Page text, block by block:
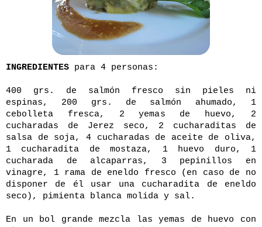
INGREDIENTES para 4 personas:
400 grs. de salmón fresco sin pieles ni
espinas, 200 grs. de salmón ahumado, 1
cebolleta fresca, 2 yemas de huevo, 2
cucharadas de Jerez seco, 2 cucharaditas de
salsa de soja, 4 cucharadas de aceite de oliva,
1 cucharadita de mostaza, 1 huevo duro, 1
cucharada de alcaparras, 3 pepinillos en
vinagre, 1 rama de eneldo fresco (en caso de no
disponer de él usar una cucharadita de eneldo
seco), pimienta blanca molida y sal.
En un bol grande mezcla las yemas de huevo con